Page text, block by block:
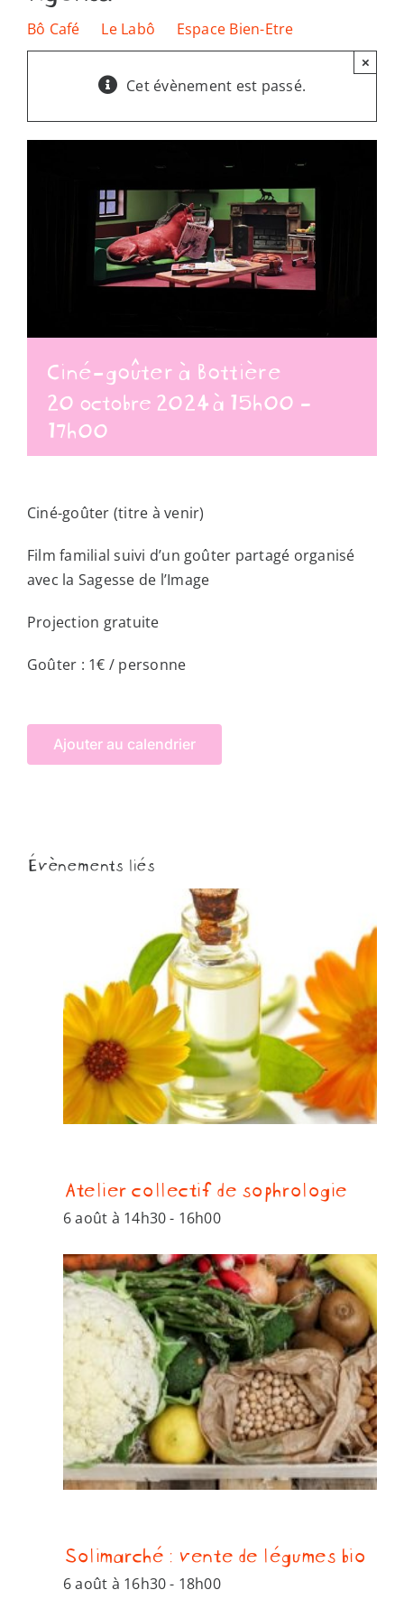
Ressources
Nous soutenir
Nous trouver
Bô Café Le Labô Espace Bien-Etre
Cet évènement est passé.
×
Ciné-goûter à Bottière
20 octobre 2024 à 15h00 -
17h00
Ciné-goûter (titre à venir)
Film familial suivi d’un goûter partagé organisé
avec la Sagesse de l’Image
Projection gratuite
Goûter : 1€ / personne
Ajouter au calendrier
Évènements liés
Atelier collectif de sophrologie
6 août à 14h30- 16h00
Solimarché : vente de légumes bio
6 août à 16h30- 18h00